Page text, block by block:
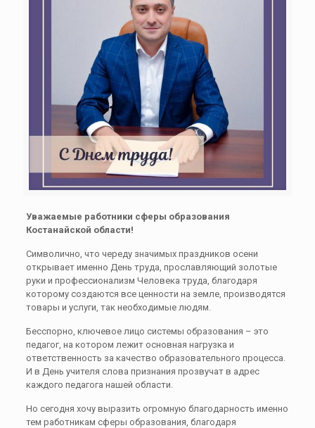
Уважаемые работники сферы образования
Костанайской области!
Символично, что череду значимых праздников осени
открывает именно День труда, прославляющий золотые
руки и профессионализм Человека труда, благодаря
которому создаются все ценности на земле, производятся
товары и услуги, так необходимые людям.
Бесспорно, ключевое лицо системы образования – это
педагог, на котором лежит основная нагрузка и
ответственность за качество образовательного процесса.
И в День учителя слова признания прозвучат в адрес
каждого педагога нашей области.
Но сегодня хочу выразить огромную благодарность именно
тем работникам сферы образования, благодаря